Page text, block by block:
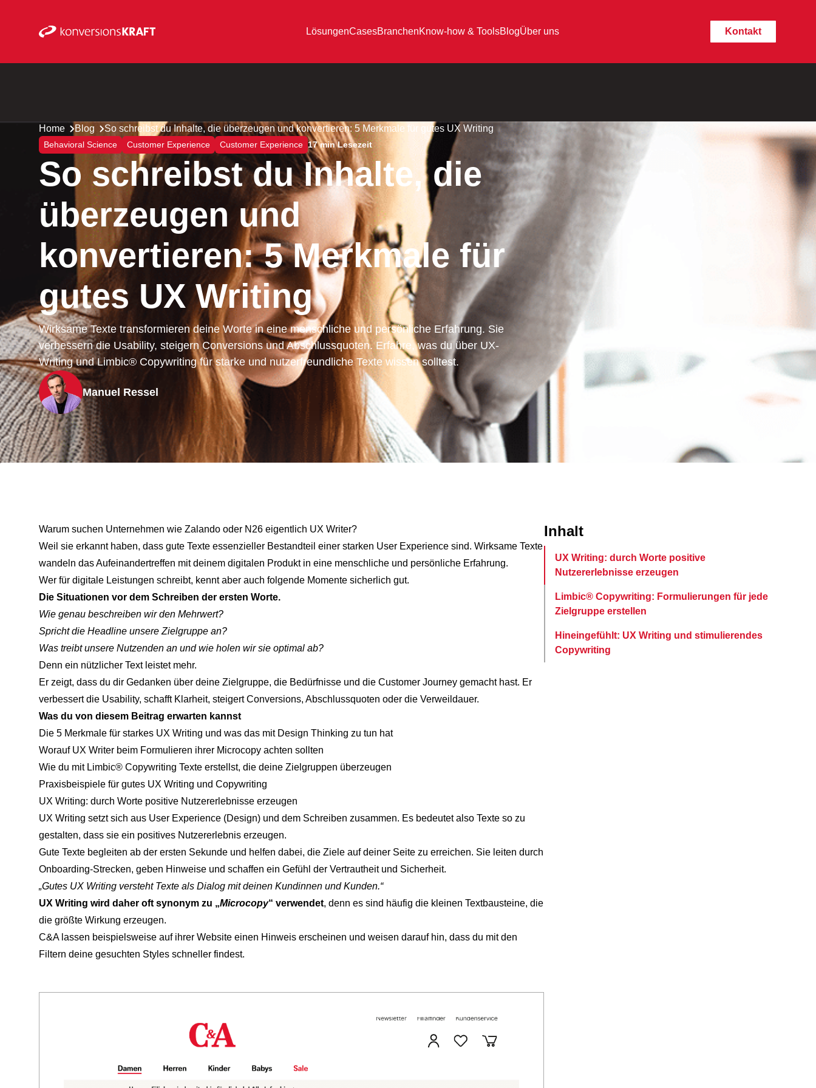
LösungenCasesBranchenKnow-how & ToolsBlogÜber uns Kontakt
Home Blog So schreibst du Inhalte, die überzeugen und konvertieren: 5 Merkmale für gutes UX Writing
Behavioral Science Customer Experience Customer Experience 17 min Lesezeit
So schreibst du Inhalte, die
überzeugen und
konvertieren: 5 Merkmale für
gutes UX Writing
Wirksame Texte transformieren deine Worte in eine menschliche und persönliche Erfahrung. Sie
verbessern die Usability, steigern Conversions und Abschlussquoten. Erfahre, was du über UX-
Writing und Limbic® Copywriting für starke und nutzerfreundliche Texte wissen solltest.
Manuel Ressel
Inhalt
UX Writing: durch Worte positive
Nutzererlebnisse erzeugen
Limbic® Copywriting: Formulierungen für jede
Zielgruppe erstellen
Hineingefühlt: UX Writing und stimulierendes
Copywriting
Warum suchen Unternehmen wie Zalando oder N26 eigentlich UX Writer?
Weil sie erkannt haben, dass gute Texte essenzieller Bestandteil einer starken User Experience sind. Wirksame Texte
wandeln das Aufeinandertreffen mit deinem digitalen Produkt in eine menschliche und persönliche Erfahrung.
Wer für digitale Leistungen schreibt, kennt aber auch folgende Momente sicherlich gut.
Die Situationen vor dem Schreiben der ersten Worte.
Wie genau beschreiben wir den Mehrwert?
Spricht die Headline unsere Zielgruppe an?
Was treibt unsere Nutzenden an und wie holen wir sie optimal ab?
Denn ein nützlicher Text leistet mehr.
Er zeigt, dass du dir Gedanken über deine Zielgruppe, die Bedürfnisse und die Customer Journey gemacht hast. Er
verbessert die Usability, schafft Klarheit, steigert Conversions, Abschlussquoten oder die Verweildauer.
Was du von diesem Beitrag erwarten kannst
Die 5 Merkmale für starkes UX Writing und was das mit Design Thinking zu tun hat
Worauf UX Writer beim Formulieren ihrer Microcopy achten sollten
Wie du mit Limbic® Copywriting Texte erstellst, die deine Zielgruppen überzeugen
Praxisbeispiele für gutes UX Writing und Copywriting
UX Writing: durch Worte positive Nutzererlebnisse erzeugen
UX Writing setzt sich aus User Experience (Design) und dem Schreiben zusammen. Es bedeutet also Texte so zu
gestalten, dass sie ein positives Nutzererlebnis erzeugen.
Gute Texte begleiten ab der ersten Sekunde und helfen dabei, die Ziele auf deiner Seite zu erreichen. Sie leiten durch
Onboarding-Strecken, geben Hinweise und schaffen ein Gefühl der Vertrautheit und Sicherheit.
„Gutes UX Writing versteht Texte als Dialog mit deinen Kundinnen und Kunden.“
UX Writing wird daher oft synonym zu „Microcopy“ verwendet, denn es sind häufig die kleinen Textbausteine, die
die größte Wirkung erzeugen.
C&A lassen beispielsweise auf ihrer Website einen Hinweis erscheinen und weisen darauf hin, dass du mit den
Filtern deine gesuchten Styles schneller findest.